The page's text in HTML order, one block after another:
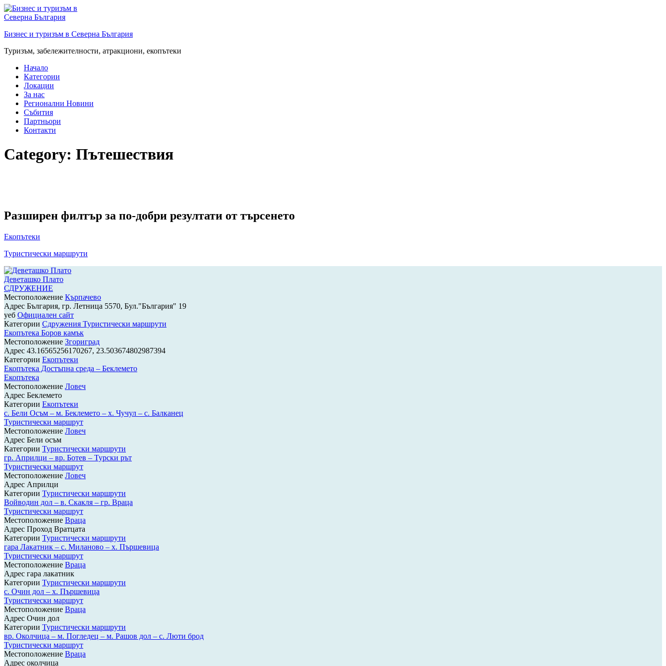
Преминете
към
Бизнес и туризъм в Северна България
Туризъм, забележителности, атракциони, екопътеки
Начало
Категории
Локации
За нас
Регионални Новини
Събития
Партньори
Контакти
Category: Пътешествия
Разширен филтър за по-добри резултати от търсенето
Екопътеки
Туристически маршрути
Деветашко Плато
СДРУЖЕНИЕ
Местоположение Кърпачево
Адрес България, гр. Летница 5570, Бул."България" 19
уеб Официален сайт
Категории Сдружения Туристически маршрути
Екопътека Боров камък
Местоположение Згориград
Адрес 43.16565256170267, 23.503674802987394
Категории Екопътеки
Екопътека Достъпна среда – Беклемето
Екопътека
Местоположение Ловеч
Адрес Беклемето
Категории Екопътеки
с. Бели Осъм – м. Беклемето – х. Чучул – с. Балканец
Туристически маршрут
Местоположение Ловеч
Адрес Бели осъм
Категории Туристически маршрути
гр. Априлци – вр. Ботев – Турски рът
Туристически маршрут
Местоположение Ловеч
Адрес Априлци
Категории Туристически маршрути
Войводин дол – в. Скакля – гр. Враца
Туристически маршрут
Местоположение Враца
Адрес Проход Вратцата
Категории Туристически маршрути
гара Лакатник – с. Миланово – х. Пършевица
Туристически маршрут
Местоположение Враца
Адрес гара лакатник
Категории Туристически маршрути
с. Очин дол – х. Пършевица
Туристически маршрут
Местоположение Враца
Адрес Очин дол
Категории Туристически маршрути
вр. Околчица – м. Погледец – м. Рашов дол – с. Люти брод
Туристически маршрут
Местоположение Враца
Адрес околчица